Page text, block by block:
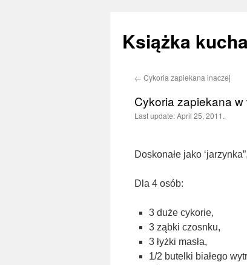
Książka
Skip
← Cykoria zapiekana inaczej
Cykoria zapiekana w
Last update:April 25, 2011.
Doskonałe jako
Dla 4 osób:
3 duże cykorie,
3 ząbki czosnku,
3 łyżki masła,
1/2 butelki białego